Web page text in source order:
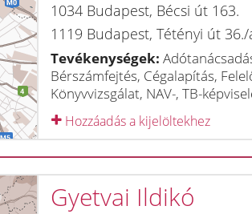
1034 Budapest, Bécsi út 163.
1119 Budapest, Tétényi út 36./
Tevékenységek:
Bérszámfejtés, Cégalapítás,
Könyvvizsgálat, NAV-, TB-
Hozzáadás a kijelöltekhez
Gyetvai Ildikó